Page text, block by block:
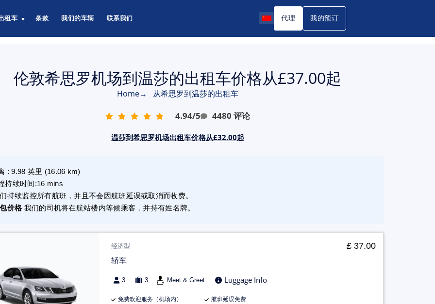
租车 ▼ 条款 我们的车辆 联系我们 代理 我的预订
伦敦希思罗机场到温莎的出租车价格从£37.00起
Home→ 从希思罗到温莎的出租车
4.94/5 4480 评论
温莎到希思罗机场出租车价格从£32.00起
:9.98 英里 (16.06 km)
持续时间:16 mins
持续监控所有航班，并且不会因航班延误或取消而收费。
价格 我们的司机将在航站楼内等候乘客，并持有姓名牌。
经济型
轿车
3 3 Meet & Greet Luggage Info
免费欢迎服务（机场内） 航班延误免费
£ 37.00